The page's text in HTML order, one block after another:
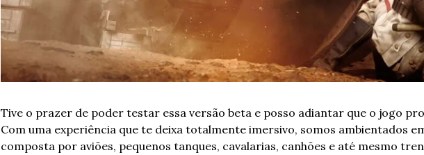
Tive o prazer de poder testar essa versão beta e posso adiantar que o jogo
Com uma experiência que te deixa totalmente imersivo, somos ambientados
composta por aviões, pequenos tanques, cavalarias, canhões e até mesmo